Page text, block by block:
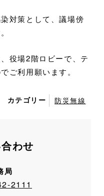
対策として、議場傍
役場2階ロビーで、テ
ご利用願います。
カテゴリー 防災無線
わせ
局
2111